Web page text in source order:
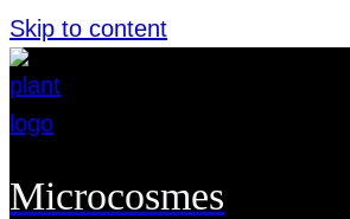
Skip to content
Microcosmes